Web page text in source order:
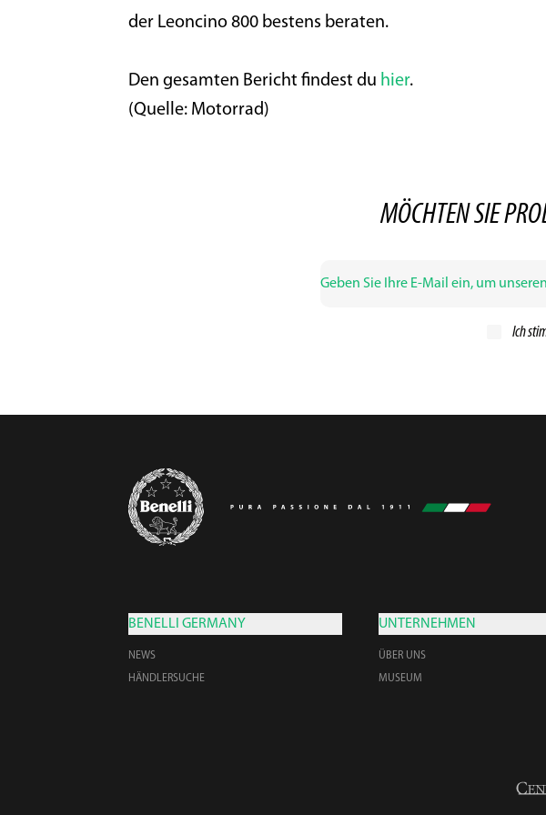
der Leoncino 800 bestens beraten.
Den gesamten Bericht findest du hier.
(Quelle: Motorrad)
MÖCHTEN SIE
Ich
BENELLI GERMANY
NEWS
HÄNDLERSUCHE
UNTERNEHMEN
ÜBER UNS
MUSEUM